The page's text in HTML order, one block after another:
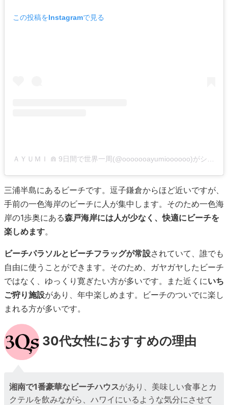
この投稿をInstagramで見る
三浦半島にあるビーチです。逗子鎌倉からほど近いですが、
手前の一色海岸のビーチに人が集中します。そのため一色海
岸の1歩奥にある森戸海岸には人が少なく、快適にビーチを
楽しめます。
ビーチパラソルとビーチフラッグが常設されていて、誰でも
自由に使うことができます。そのため、ガヤガヤしたビーチ
ではなく、ゆっくり寛ぎたい方が多いです。また近くにいち
ご狩り施設があり、年中楽しめます。ビーチのついでに楽し
まれる方が多いです。
30代女性におすすめの理由
湘南で1番豪華なビーチハウスがあり、美味しい食事とカ
クテルを飲みながら、ハワイにいるような気分にさせて